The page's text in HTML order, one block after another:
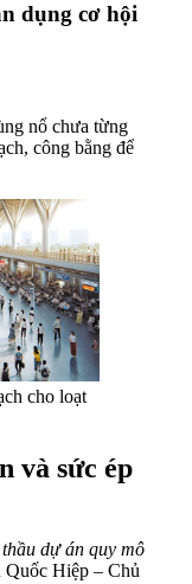
dụng cơ hội
nổ chưa từng
công bằng để
cho loạt
và sức ép
dự án quy mô
Quốc Hiệp – Chủ